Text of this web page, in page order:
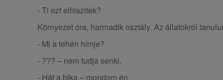
- Ti ezt elhiszitek?
Környezet óra, harmadik osztály. Az állatokról
- Mi a tehén hímje?
- ??? – nem tudja senki.
- Hát a bika – mondom én.